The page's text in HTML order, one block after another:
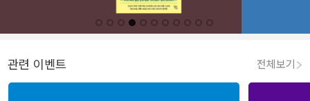
관련 이벤트 전체보기